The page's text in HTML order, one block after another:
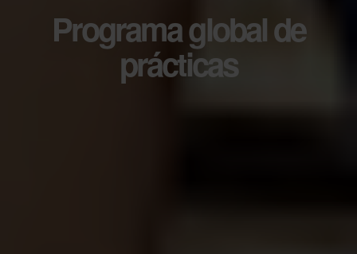
Programa global de
prácticas